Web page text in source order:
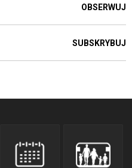
OBSERWUJ
SUBSKRYBUJ